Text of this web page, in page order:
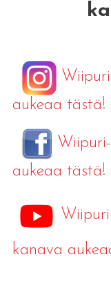
aukeaa tästä!
aukeaa tästä!
kanava